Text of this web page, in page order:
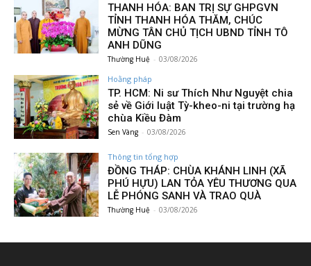
THANH HÓA: BAN TRỊ SỰ GHPGVN
TỈNH THANH HÓA THĂM, CHÚC
MỪNG TÂN CHỦ TỊCH UBND TỈNH TÔ
ANH DŨNG
Thường Huệ - 03/08/2026
Hoằng pháp
TP. HCM: Ni sư Thích Như Nguyệt chia
sẻ về Giới luật Tỳ-kheo-ni tại trường hạ
chùa Kiều Đàm
Sen Vàng - 03/08/2026
Thông tin tổng hợp
ĐỒNG THÁP: CHÙA KHÁNH LINH (XÃ
PHÚ HỰU) LAN TỎA YÊU THƯƠNG QUA
LỄ PHÓNG SANH VÀ TRAO QUÀ
Thường Huệ - 03/08/2026